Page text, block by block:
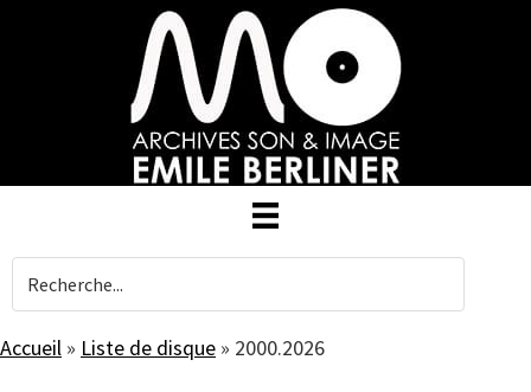
Accueil » Liste de disque » 2000.2026